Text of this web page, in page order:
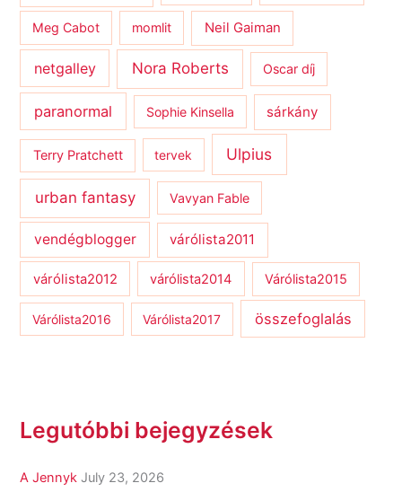
Meg Cabot momlit Neil Gaiman
netgalley Nora Roberts Oscar díj
paranormal Sophie Kinsella sárkány
Terry Pratchett tervek Ulpius
urban fantasy Vavyan Fable
vendégblogger várólista2011
várólista2012 várólista2014 Várólista2015
Várólista2016 Várólista2017 összefoglalás
Legutóbbi bejegyzések
A Jennyk July 23, 2026